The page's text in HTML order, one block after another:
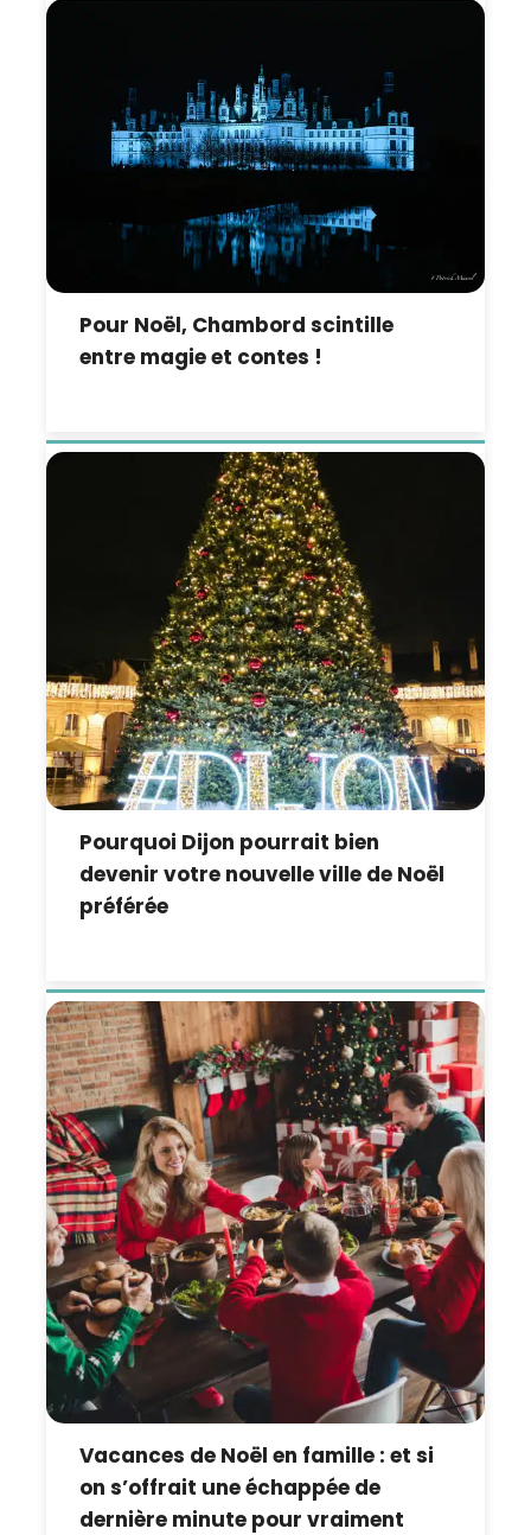
Pour Noël, Chambord scintille
entre magie et contes !
Pourquoi Dijon pourrait bien
devenir votre nouvelle ville de Noël
préférée
Vacances de Noël en famille : et si
on s’offrait une échappée de
dernière minute pour vraiment